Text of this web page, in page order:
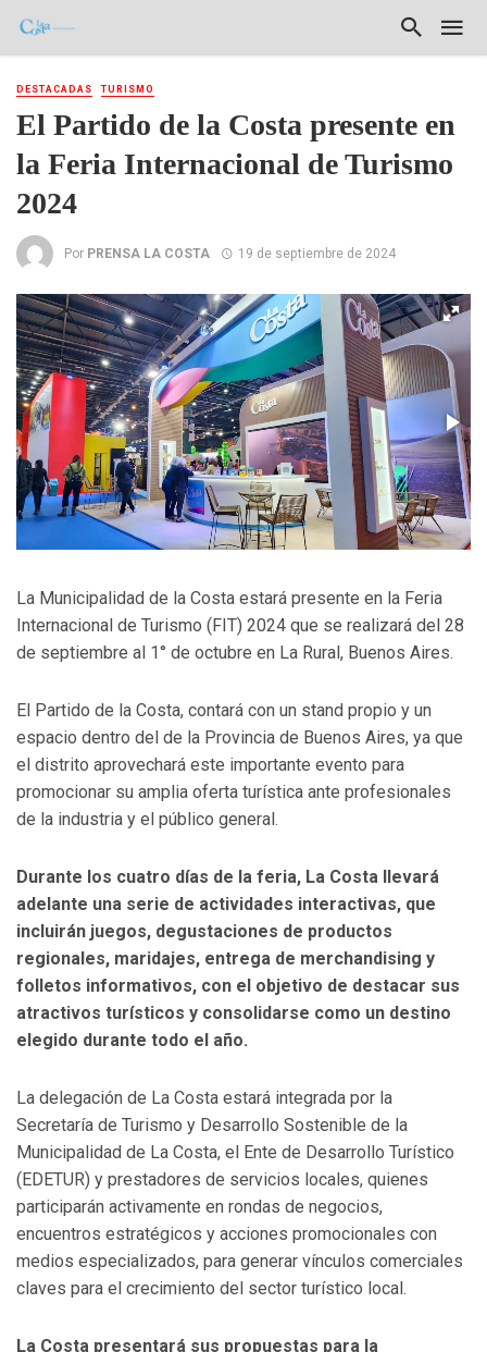
DESTACADAS TURISMO
El Partido de la Costa presente en
la Feria Internacional de Turismo
2024
Por PRENSA LA COSTA 19 de septiembre de 2024
La Municipalidad de la Costa estará presente en la Feria
Internacional de Turismo (FIT) 2024 que se realizará del 28
de septiembre al 1° de octubre en La Rural, Buenos Aires.
El Partido de la Costa, contará con un stand propio y un
espacio dentro del de la Provincia de Buenos Aires, ya que
el distrito aprovechará este importante evento para
promocionar su amplia oferta turística ante profesionales
de la industria y el público general.
Durante los cuatro días de la feria, La Costa llevará
adelante una serie de actividades interactivas, que
incluirán juegos, degustaciones de productos
regionales, maridajes, entrega de merchandising y
folletos informativos, con el objetivo de destacar sus
atractivos turísticos y consolidarse como un destino
elegido durante todo el año.
La delegación de La Costa estará integrada por la
Secretaría de Turismo y Desarrollo Sostenible de la
Municipalidad de La Costa, el Ente de Desarrollo Turístico
(EDETUR) y prestadores de servicios locales, quienes
participarán activamente en rondas de negocios,
encuentros estratégicos y acciones promocionales con
medios especializados, para generar vínculos comerciales
claves para el crecimiento del sector turístico local.
La Costa presentará sus propuestas para la